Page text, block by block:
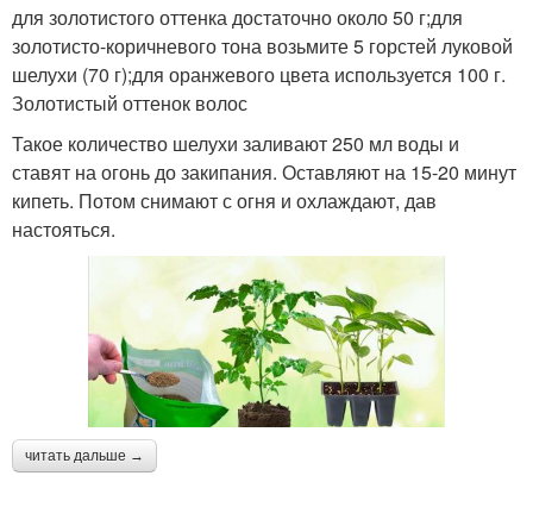
для золотистого оттенка достаточно около 50 г;для
золотисто-коричневого тона возьмите 5 горстей луковой
шелухи (70 г);для оранжевого цвета используется 100 г.
Золотистый оттенок волос
Такое количество шелухи заливают 250 мл воды и
ставят на огонь до закипания. Оставляют на 15-20 минут
кипеть. Потом снимают с огня и охлаждают, дав
настояться.
читать дальше →